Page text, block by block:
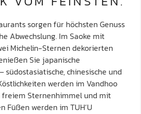
sorgen für höchsten Genuss
Abwechslung. Im Saoke mit
Michelin-Sternen dekorierten
Sie japanische
südostasiatische, chinesische und
werden im Vandhoo
Sternenhimmel und mit
Füßen werden im TUH‘U